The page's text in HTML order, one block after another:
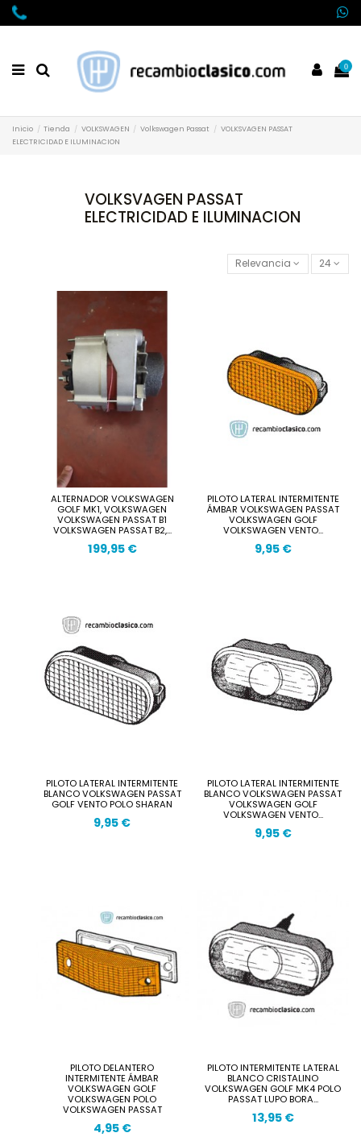
0
Inicio Tienda VOLKSWAGEN Volkswagen Passat
VOLKSVAGEN PASSAT
ELECTRICIDAD E ILUMINACION
VOLKSVAGEN PASSAT
ELECTRICIDAD E ILUMINACION
Relevancia 24
ALTERNADOR VOLKSWAGEN
GOLF MK1, VOLKSWAGEN
VOLKSWAGEN PASSAT B1
VOLKSWAGEN PASSAT B2,...
199,95 €
PILOTO LATERAL INTERMITENTE
ÁMBAR VOLKSWAGEN PASSAT
VOLKSWAGEN GOLF
VOLKSWAGEN VENTO...
9,95 €
PILOTO LATERAL INTERMITENTE
BLANCO VOLKSWAGEN PASSAT
GOLF VENTO POLO SHARAN
9,95 €
PILOTO LATERAL INTERMITENTE
BLANCO VOLKSWAGEN PASSAT
VOLKSWAGEN GOLF
VOLKSWAGEN VENTO...
9,95 €
PILOTO DELANTERO
INTERMITENTE ÁMBAR
VOLKSWAGEN GOLF
VOLKSWAGEN POLO
VOLKSWAGEN PASSAT
4,95 €
PILOTO INTERMITENTE LATERAL
BLANCO CRISTALINO
VOLKSWAGEN GOLF MK4 POLO
PASSAT LUPO BORA...
13,95 €